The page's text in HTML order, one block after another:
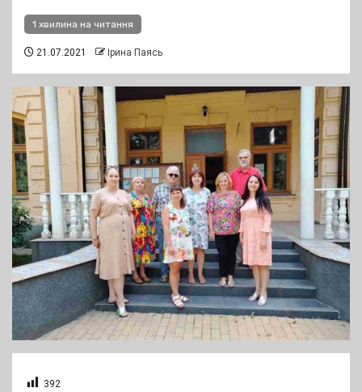
1 хвилина на читання
21.07.2021 Ірина Паясь
392